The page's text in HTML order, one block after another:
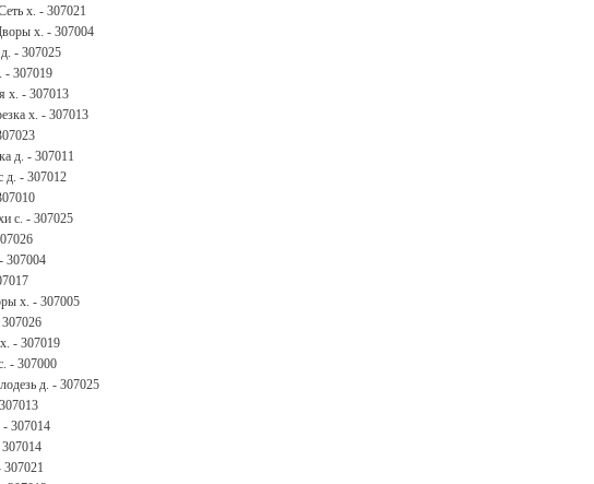
х. - 307021
х. - 307004
- 307025
- 307019
х. - 307013
х. - 307013
д. - 307011
д. - 307012
с. - 307025
307004
х. - 307005
- 307019
- 307000
д. - 307025
307014